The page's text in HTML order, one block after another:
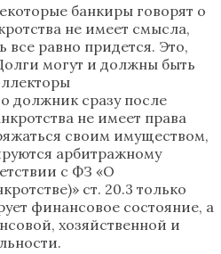
банкиры говорят о
не имеет смысла,
все равно придется. Это,
могут и должны быть
должник сразу после
не имеет права
своим имуществом,
арбитражному
с ФЗ «О
ст. 20.3 только
финансовое состояние, а
хозяйственной и